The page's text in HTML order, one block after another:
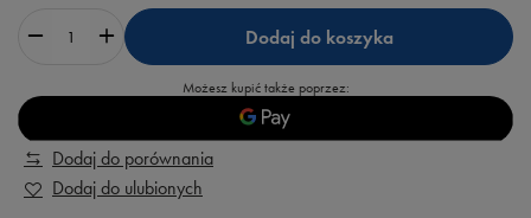
Dodaj do koszyka
Możesz kupić także poprzez:
Dodaj do porównania
Dodaj do ulubionych